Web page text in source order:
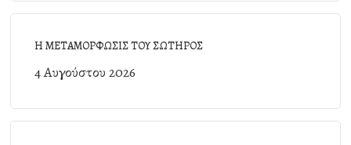
Η ΜΕΤΑΜΟΡΦΩΣΙΣ ΤΟΥ ΣΩΤΗΡΟΣ
4 Αυγούστου 2026